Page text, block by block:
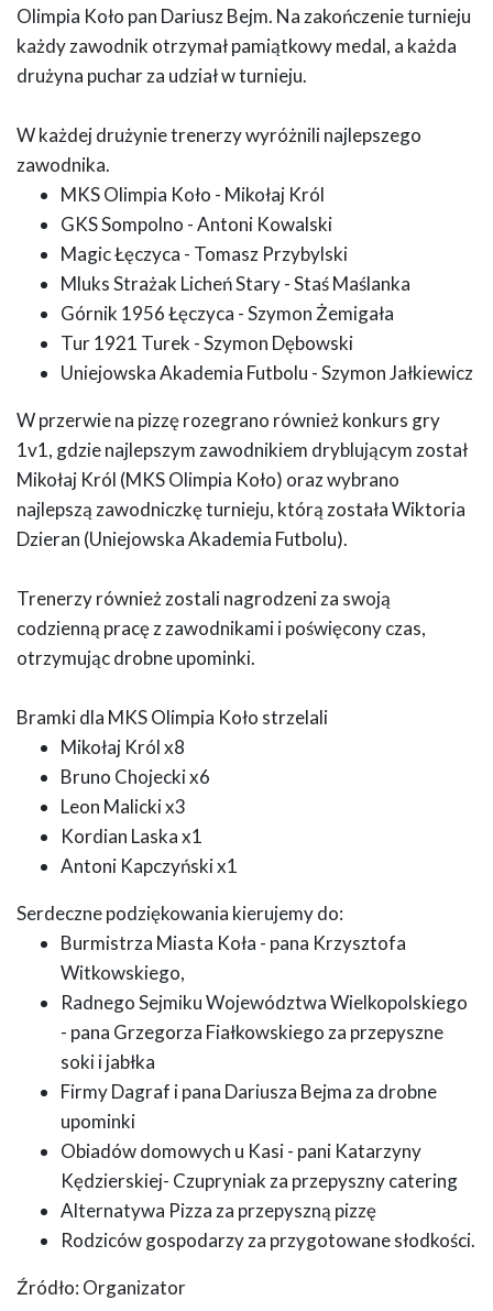
Olimpia Koło pan Dariusz Bejm. Na zakończenie turnieju
każdy zawodnik otrzymał pamiątkowy medal, a każda
drużyna puchar za udział w turnieju.
W każdej drużynie trenerzy wyróżnili najlepszego
zawodnika.
MKS Olimpia Koło - Mikołaj Król
GKS Sompolno - Antoni Kowalski
Magic Łęczyca - Tomasz Przybylski
Mluks Strażak Licheń Stary - Staś Maślanka
Górnik 1956 Łęczyca - Szymon Żemigała
Tur 1921 Turek - Szymon Dębowski
Uniejowska Akademia Futbolu - Szymon Jałkiewicz
W przerwie na pizzę rozegrano również konkurs gry
1v1, gdzie najlepszym zawodnikiem dryblującym został
Mikołaj Król (MKS Olimpia Koło) oraz wybrano
najlepszą zawodniczkę turnieju, którą została Wiktoria
Dzieran (Uniejowska Akademia Futbolu).
Trenerzy również zostali nagrodzeni za swoją
codzienną pracę z zawodnikami i poświęcony czas,
otrzymując drobne upominki.
Bramki dla MKS Olimpia Koło strzelali
Mikołaj Król x8
Bruno Chojecki x6
Leon Malicki x3
Kordian Laska x1
Antoni Kapczyński x1
Serdeczne podziękowania kierujemy do:
Burmistrza Miasta Koła - pana Krzysztofa
Witkowskiego,
Radnego Sejmiku Województwa Wielkopolskiego
- pana Grzegorza Fiałkowskiego za przepyszne
soki i jabłka
Firmy Dagraf i pana Dariusza Bejma za drobne
upominki
Obiadów domowych u Kasi - pani Katarzyny
Kędzierskiej- Czupryniak za przepyszny catering
Alternatywa Pizza za przepyszną pizzę
Rodziców gospodarzy za przygotowane słodkości.
Źródło: Organizator